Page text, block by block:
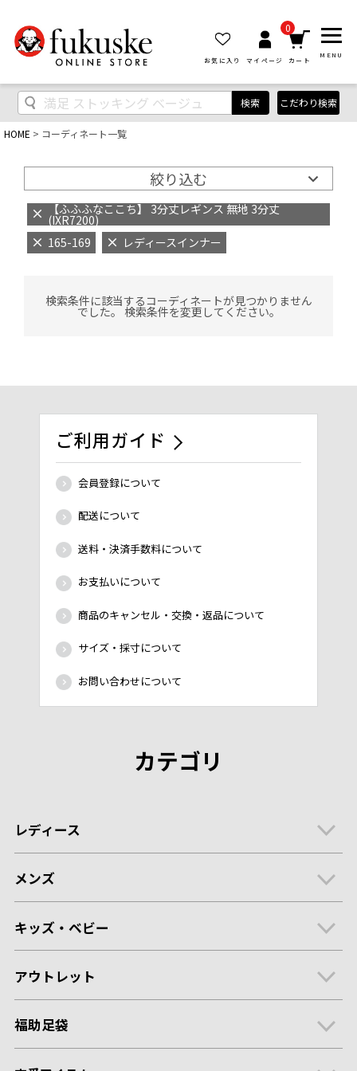
お気に入り マイページ
0
カート
MENU
検索 こだわり検索
HOME コーディネート一覧
絞り込む
【ふふふなここち】 3分丈レギンス 無地 3分丈
(IXR7200)
165-169
レディースインナー
検索条件に該当するコーディネートが見つかりません
でした。 検索条件を変更してください。
ご利用ガイド
会員登録について
配送について
送料・決済手数料について
お支払いについて
商品のキャンセル・交換・返品について
サイズ・採寸について
お問い合わせについて
カテゴリ
レディース
メンズ
キッズ・ベビー
アウトレット
福助足袋